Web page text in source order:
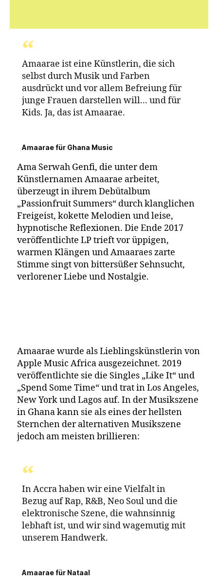
-
farbenfrohe, warme Klänge aus Ghana
Amaarae ist eine Künstlerin, die sich
selbst durch Musik und Farben
ausdrückt und vor allem Befreiung für
junge Frauen darstellen will... und für
Kids. Ja, das ist Amaarae.
Amaarae für Ghana Music
Ama Serwah Genfi, die unter dem
Künstlernamen Amaarae arbeitet,
überzeugt in ihrem Debütalbum
„Passionfruit Summers“ durch klanglichen
Freigeist, kokette Melodien und leise,
hypnotische Reflexionen. Die Ende 2017
veröffentlichte LP trieft vor üppigen,
warmen Klängen und Amaaraes zarte
Stimme singt von bittersüßer Sehnsucht,
verlorener Liebe und Nostalgie.
Amaarae wurde als Lieblingskünstlerin von
Apple Music Africa ausgezeichnet. 2019
veröffentlichte sie die Singles „Like It“ und
„Spend Some Time“ und trat in Los Angeles,
New York und Lagos auf. In der Musikszene
in Ghana kann sie als eines der hellsten
Sternchen der alternativen Musikszene
jedoch am meisten brillieren:
In Accra haben wir eine Vielfalt in
Bezug auf Rap, R&B, Neo Soul und die
elektronische Szene, die wahnsinnig
lebhaft ist, und wir sind wagemutig mit
unserem Handwerk.
Amaarae für Nataal